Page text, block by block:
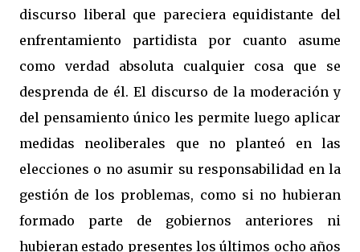
discurso liberal que pareciera equidistante del
enfrentamiento partidista por cuanto asume
como verdad absoluta cualquier cosa que se
desprenda de él. El discurso de la moderación y
del pensamiento único les permite luego aplicar
medidas neoliberales que no planteó en las
elecciones o no asumir su responsabilidad en la
gestión de los problemas, como si no hubieran
formado parte de gobiernos anteriores ni
hubieran estado presentes los últimos ocho años